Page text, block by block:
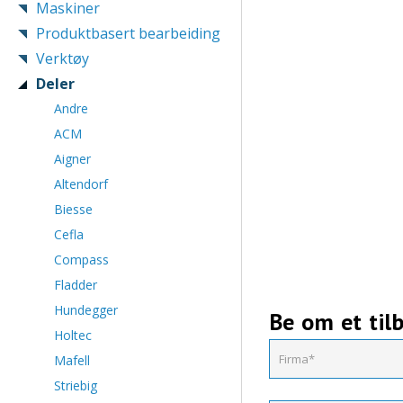
Maskiner
Produktbasert bearbeiding
Verktøy
Deler
Andre
ACM
Aigner
Altendorf
Biesse
Cefla
Compass
Fladder
Hundegger
Holtec
Mafell
Striebig
Be om et